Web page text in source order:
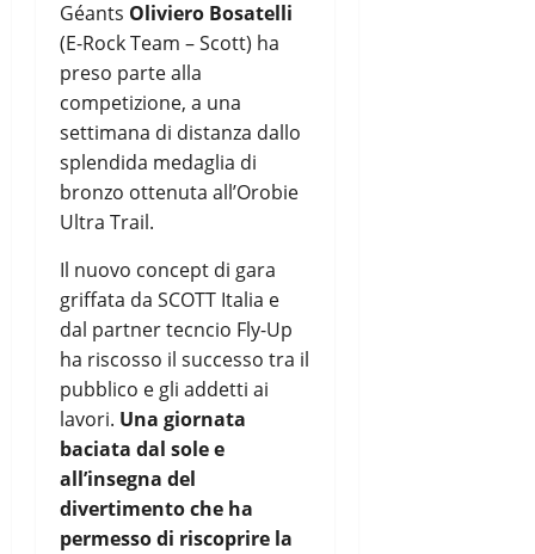
Géants Oliviero Bosatelli
(E-Rock Team – Scott) ha
preso parte alla
competizione, a una
settimana di distanza dallo
splendida medaglia di
bronzo ottenuta all’Orobie
Ultra Trail.
Il nuovo concept di gara
griffata da SCOTT Italia e
dal partner tecncio Fly-Up
ha riscosso il successo tra il
pubblico e gli addetti ai
lavori. Una giornata
baciata dal sole e
all’insegna del
divertimento che ha
permesso di riscoprire la